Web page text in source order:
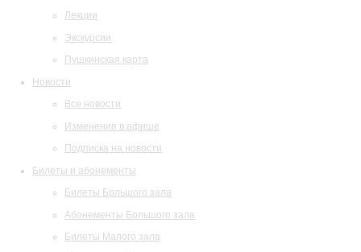
Лекции
Экскурсии
Пушкинская карта
Новости
Все новости
Изменения в афише
Подписка на новости
Билеты и абонементы
Билеты Большого зала
Абонементы Большого зала
Билеты Малого зала